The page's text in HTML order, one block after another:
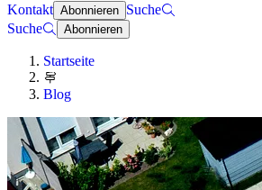
Kontakt Abonnieren Suche
Suche
Abonnieren
Startseite
Blog